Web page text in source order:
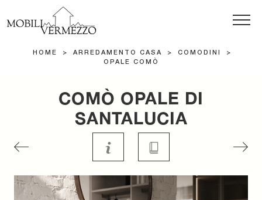
HOME > ARREDAMENTO CASA > COMODINI
>
OPALE COMÒ
COMÒ OPALE DI
SANTALUCIA